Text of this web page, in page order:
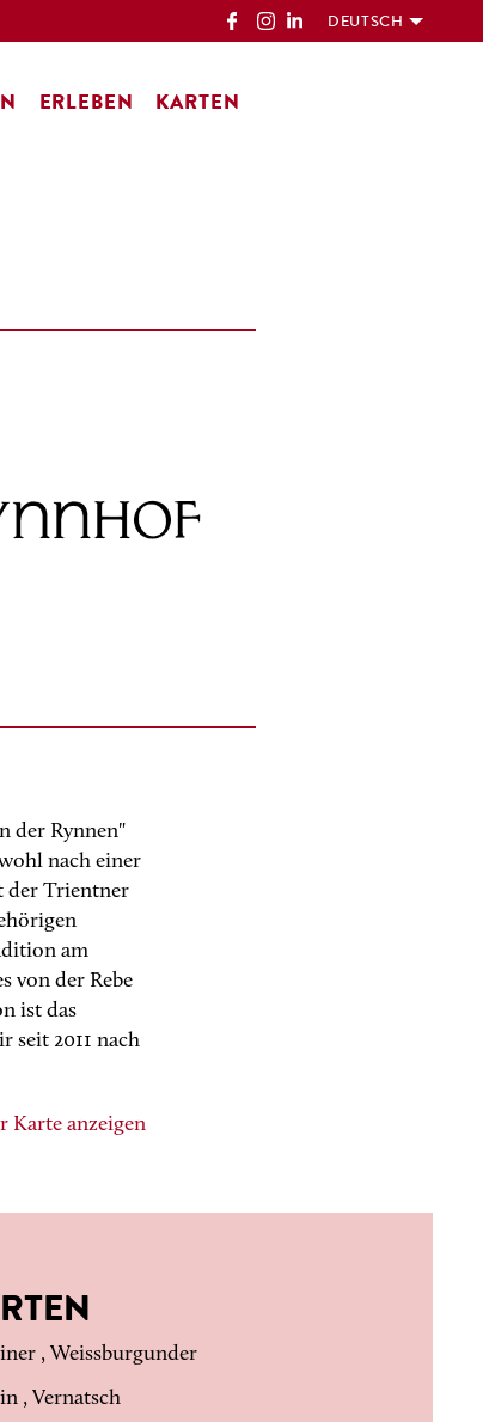
DEUTSCH
ERLEBEN KARTEN
Karte anzeigen
der Rynnen"
nach einer
der Trientner
am
von der Rebe
ist das
seit 2011 nach
, Weissburgunder
, Vernatsch